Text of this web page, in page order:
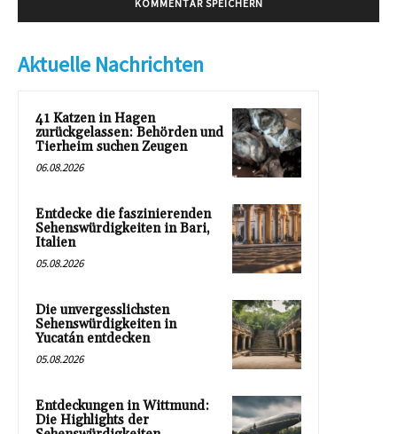
Aktuelle Nachrichten
41 Katzen in Hagen
zurückgelassen: Behörden und
Tierheim suchen Zeugen
06.08.2026
Entdecke die faszinierenden
Sehenswürdigkeiten in Bari,
Italien
05.08.2026
Die unvergesslichsten
Sehenswürdigkeiten in
Yucatán entdecken
05.08.2026
Entdeckungen in Wittmund:
Die Highlights der